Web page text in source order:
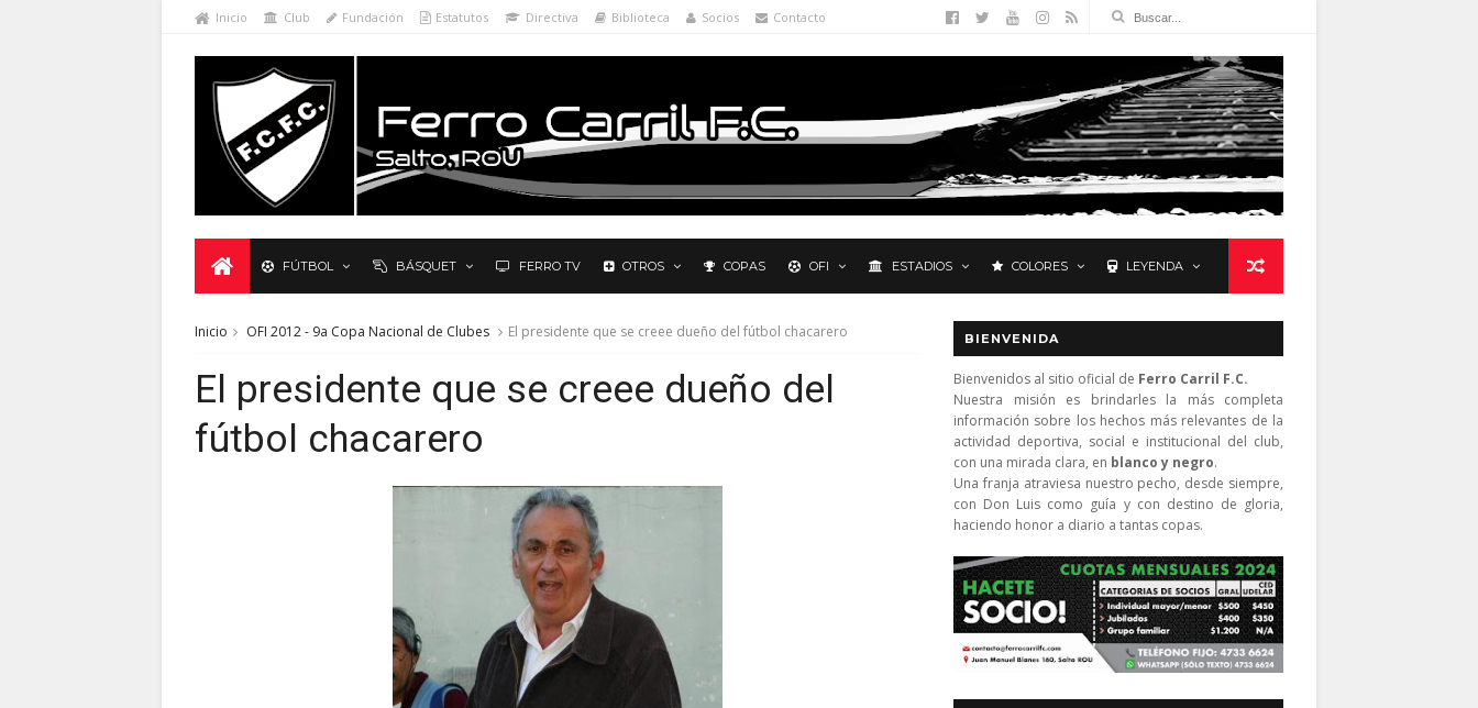
Inicio Club Fundación Estatutos Directiva Biblioteca Socios Contacto
FÚTBOL BÁSQUET FERRO TV OTROS COPAS OFI ESTADIOS COLORES LEYENDA
Inicio OFI 2012 - 9a Copa Nacional de Clubes El presidente que se creee dueño del fútbol chacarero
El presidente que se creee dueño del
fútbol chacarero
BIENVENIDA
Bienvenidos al sitio oficial de Ferro Carril F.C.
Nuestra misión es brindarles la más completa
información sobre los hechos más relevantes de la
actividad deportiva, social e institucional del club,
con una mirada clara, en blanco y negro.
Una franja atraviesa nuestro pecho, desde siempre,
con Don Luis como guía y con destino de gloria,
haciendo honor a diario a tantas copas.